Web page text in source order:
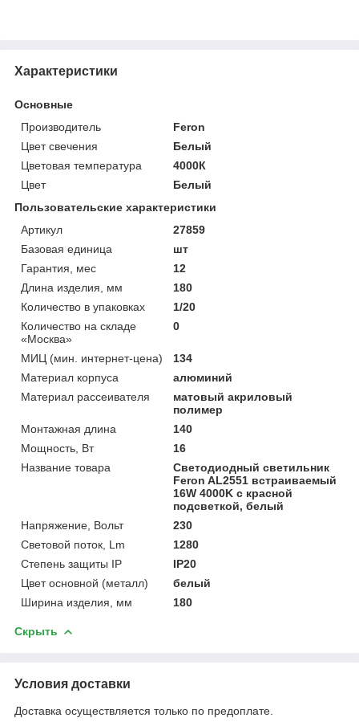
Характеристики
Основные
Производитель
Feron
Цвет свечения
Белый
Цветовая температура
4000К
Цвет
Белый
Пользовательские характеристики
Артикул
27859
Базовая единица
шт
Гарантия, мес
12
Длина изделия, мм
180
Количество в упаковках
1/20
Количество на складе
«Москва»
0
МИЦ (мин. интернет-цена)
134
Материал корпуса
алюминий
Материал рассеивателя
матовый акриловый
полимер
Монтажная длина
140
Мощность, Вт
16
Название товара
Светодиодный светильник
Feron AL2551 встраиваемый
16W 4000K с красной
подсветкой, белый
Напряжение, Вольт
230
Световой поток, Lm
1280
Степень защиты IP
IP20
Цвет основной (металл)
белый
Ширина изделия, мм
180
Скрыть
Условия доставки
Доставка осуществляется только по предоплате.